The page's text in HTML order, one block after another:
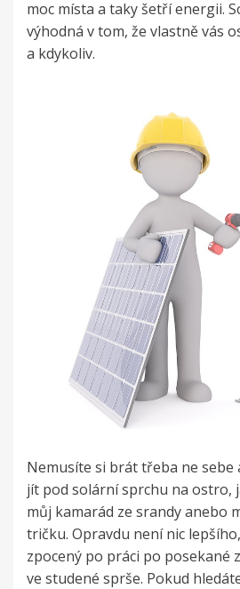
moc místa a taky šetří energii.
výhodná v tom, že vlastně vás
a kdykoliv.
Nemusíte si brát třeba ne sebe
jít pod solární sprchu na ostro,
můj kamarád ze srandy anebo
tričku. Opravdu není nic
zpocený po práci po posekané
ve studené sprše. Pokud